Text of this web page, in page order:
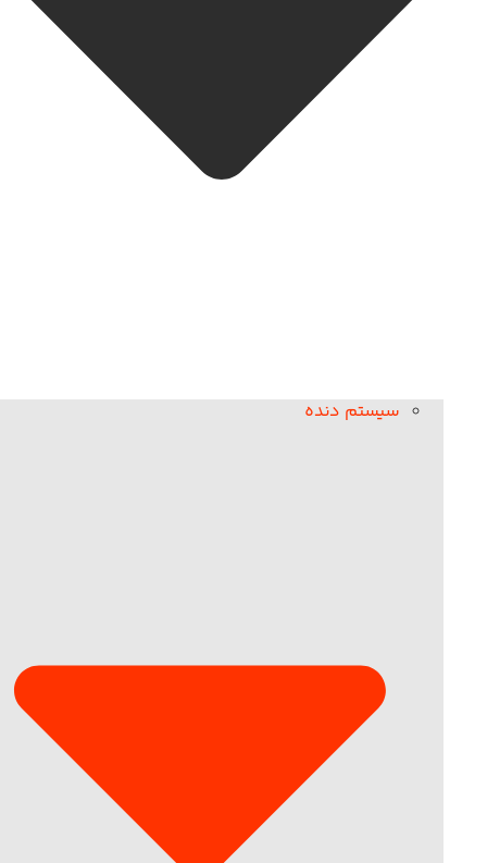
سیستم دنده